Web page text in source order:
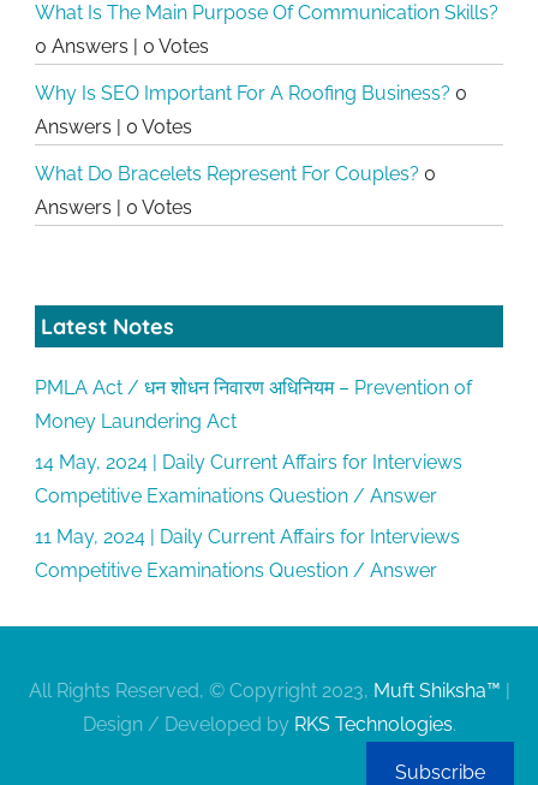
What Is The Main Purpose Of Communication Skills?
0 Answers
0 Votes
Why Is SEO Important For A Roofing Business? 0
Answers
0 Votes
What Do Bracelets Represent For Couples? 0
Answers
0 Votes
Latest Notes
PMLA Act / धन शोधन निवारण अधिनियम – Prevention of
Money Laundering Act
14 May, 2024 | Daily Current Affairs for Interviews
Competitive Examinations Question / Answer
11 May, 2024 | Daily Current Affairs for Interviews
Competitive Examinations Question / Answer
All Rights Reserved, © Copyright 2023, Muft Shiksha™
Design / Developed by RKS Technologies.
Subscribe